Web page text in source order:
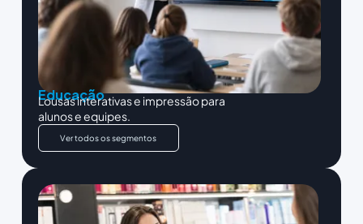
Educação
Lousas interativas e impressão para
alunos e equipes.
Ver todos os segmentos